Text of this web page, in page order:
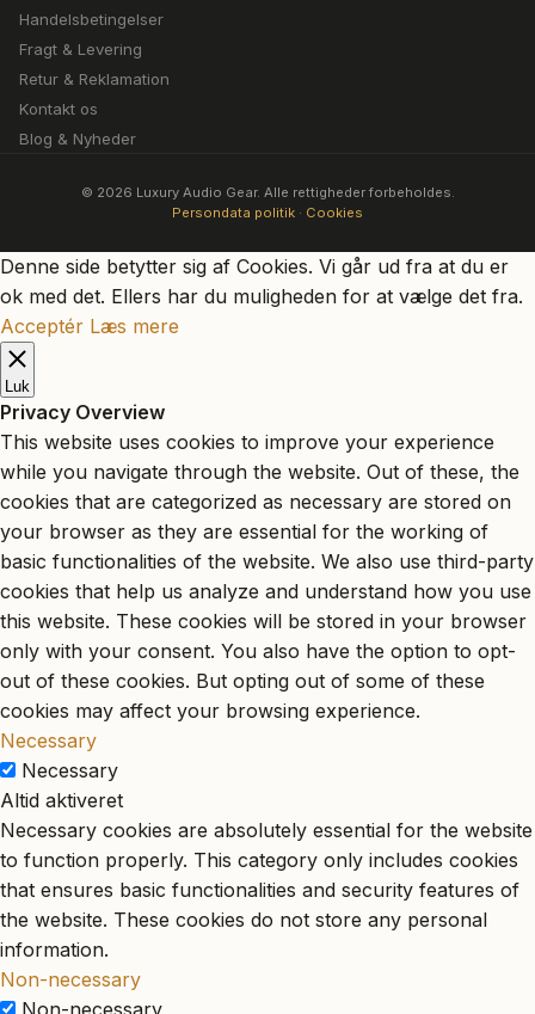
Handelsbetingelser
Fragt & Levering
Retur & Reklamation
Kontakt os
Blog & Nyheder
© 2026 Luxury Audio Gear. Alle rettigheder forbeholdes.
Persondata politik · Cookies
Denne side betytter sig af Cookies. Vi går ud fra at du er
ok med det. Ellers har du muligheden for at vælge det fra.
Acceptér Læs mere
Luk
Privacy Overview
This website uses cookies to improve your experience
while you navigate through the website. Out of these, the
cookies that are categorized as necessary are stored on
your browser as they are essential for the working of
basic functionalities of the website. We also use third-party
cookies that help us analyze and understand how you use
this website. These cookies will be stored in your browser
only with your consent. You also have the option to opt-
out of these cookies. But opting out of some of these
cookies may affect your browsing experience.
Necessary
Necessary
Altid aktiveret
Necessary cookies are absolutely essential for the website
to function properly. This category only includes cookies
that ensures basic functionalities and security features of
the website. These cookies do not store any personal
information.
Non-necessary
Non-necessary